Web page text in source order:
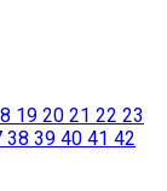
19 20 21 22 23
38 39 40 41 42